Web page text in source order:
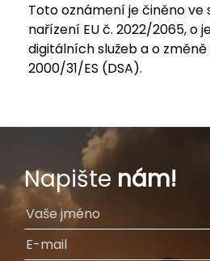
Toto oznámení je činěno ve
nařízení EU č. 2022/2065, o
digitálních služeb a o
2000/31/ES (DSA).
Napište nám!